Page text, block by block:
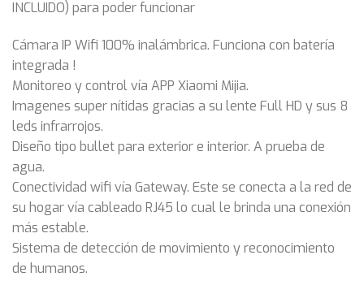
INCLUIDO) para poder funcionar
Cámara IP Wifi 100% inalámbrica. Funciona con batería
integrada !
Monitoreo y control vía APP Xiaomi Mijia.
Imagenes super nítidas gracias a su lente Full HD y sus 8
leds infrarrojos.
Diseño tipo bullet para exterior e interior. A prueba de
agua.
Conectividad wifi vía Gateway. Este se conecta a la red de
su hogar vía cableado RJ45 lo cual le brinda una conexión
más estable.
Sistema de detección de movimiento y reconocimiento
de humanos.